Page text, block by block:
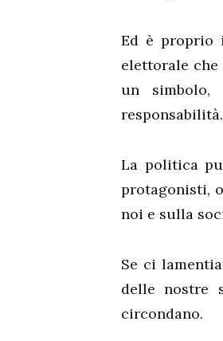
Ed è proprio
elettorale che
un simbolo,
responsabilità.
La politica
protagonisti,
noi e sulla
Se ci
delle nostre
circondano.